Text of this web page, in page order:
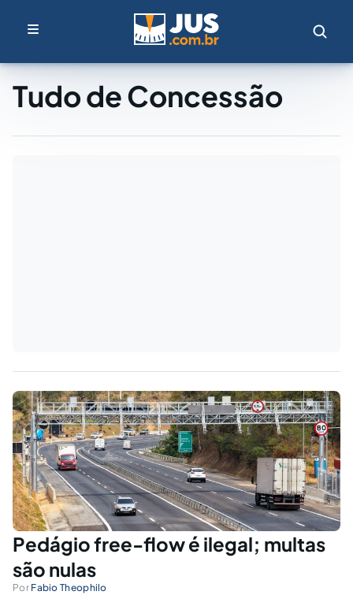
Tudo de Concessão
Pedágio free-flow é ilegal; multas
são nulas
Por Fabio Theophilo